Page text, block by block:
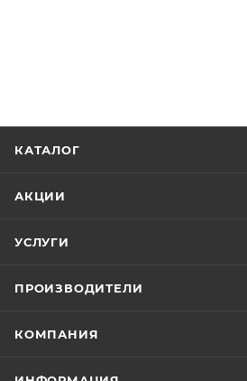
КАТАЛОГ
АКЦИИ
УСЛУГИ
ПРОИЗВОДИТЕЛИ
КОМПАНИЯ